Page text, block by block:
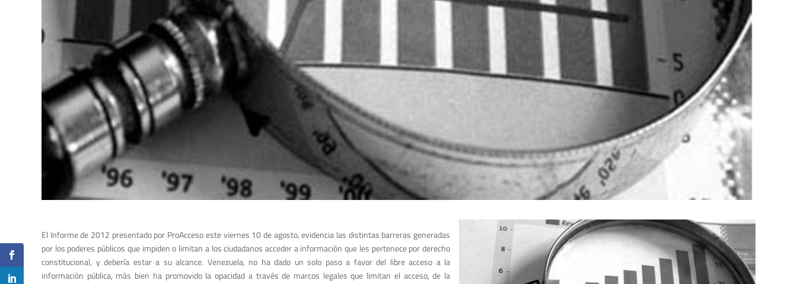
El Informe de 2012 presentado por ProAcceso este viernes 10 de agosto, evidencia las distintas barreras generadas
por los poderes públicos que impiden o limitan a los ciudadanos acceder a información que les pertenece por derecho
constitucional, y debería estar a su alcance. Venezuela, no ha dado un solo paso a favor del libre acceso a la
información pública, más bien ha promovido la opacidad a través de marcos legales que limitan el acceso, de la